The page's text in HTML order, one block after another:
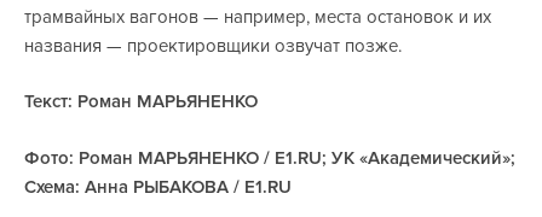
трамвайных вагонов — например, места остановок и их
названия — проектировщики озвучат позже.
Текст: Роман МАРЬЯНЕНКО
Фото: Роман МАРЬЯНЕНКО / E1.RU; УК «Академический»;
Схема: Анна РЫБАКОВА / E1.RU